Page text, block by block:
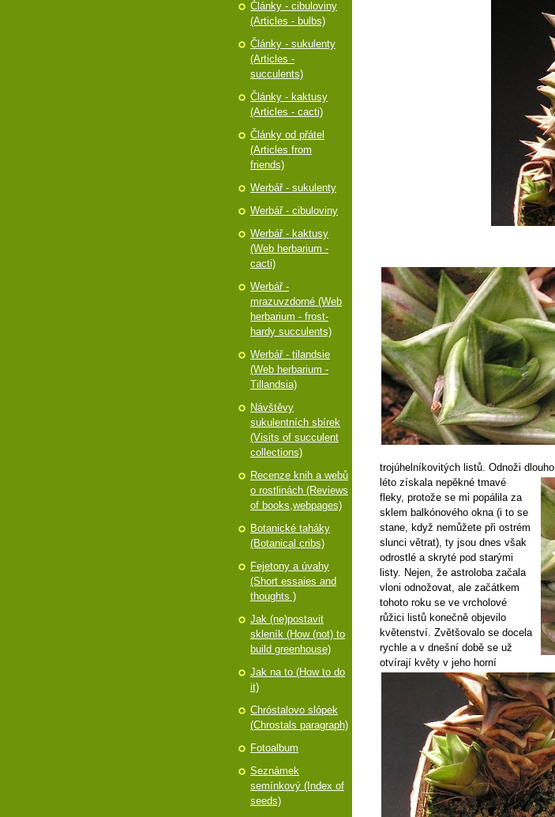
trojúhelníkovitých listů. Odnoži dlouho
léto získala nepěkné tmavé
fleky, protože se mi popálila za
sklem balkónového okna (i to se
stane, když nemůžete při ostrém
slunci větrat), ty jsou dnes však
odrostlé a skryté pod starými
listy. Nejen, že astroloba začala
vloni odnožovat, ale začátkem
tohoto roku se ve vrcholové
růžici listů konečně objevilo
květenství. Zvětšovalo se docela
rychle a v dnešní době se už
otvírají květy v jeho horní
Články - cibuloviny
(Articles - bulbs)
Články - sukulenty
(Articles -
succulents)
Články - kaktusy
(Articles - cacti)
Články od přátel
(Articles from
friends)
Werbář - sukulenty
Werbář - cibuloviny
Werbář - kaktusy
(Web herbarium -
cacti)
Werbář -
mrazuvzdorné (Web
herbarium - frost-
hardy succulents)
Werbář - tilandsie
(Web herbarium -
Tillandsia)
Návštěvy
sukulentních sbírek
(Visits of succulent
collections)
Recenze knih a webů
o rostlinách (Reviews
of books,webpages)
Botanické taháky
(Botanical cribs)
Fejetony a úvahy
(Short essaies and
thoughts )
Jak (ne)postavit
skleník (How (not) to
build greenhouse)
Jak na to (How to do
it)
Chróstalovo slópek
(Chrostals paragraph)
Fotoalbum
Seznámek
semínkový (Index of
seeds)